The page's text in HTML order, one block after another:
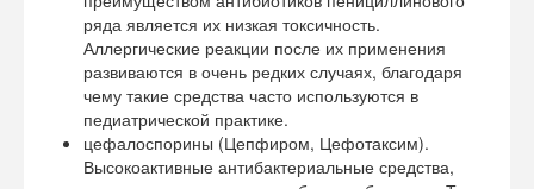
ряда является их низкая токсичность.
Аллергические реакции после их применения
развиваются в очень редких случаях, благодаря
чему такие средства часто используются в
педиатрической практике.
цефалоспорины (Цепфиром, Цефотаксим).
Высокоактивные антибактериальные средства,